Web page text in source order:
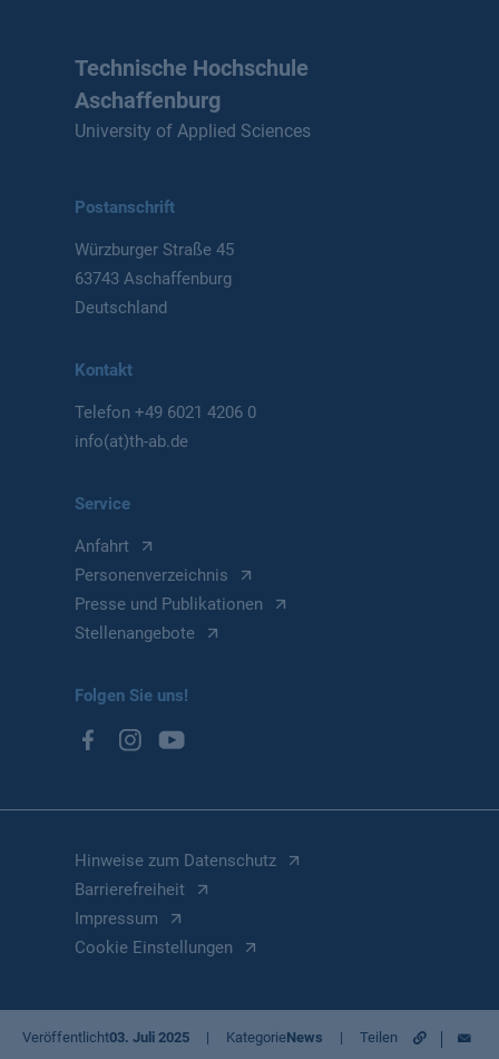
Veröffentlicht03. Juli 2025 KategorieNews Teilen
URL
Mail
Technische Hochschule
Aschaffenburg
University of Applied Sciences
Postanschrift
Würzburger Straße 45
63743 Aschaffenburg
Deutschland
Kontakt
Telefon+49 6021 4206 0
info(at)th-ab.de
Service
Anfahrt
Personenverzeichnis
Presse und Publikationen
Stellenangebote
Folgen Sie uns!
Hinweise zum Datenschutz
Barrierefreiheit
Impressum
Cookie Einstellungen